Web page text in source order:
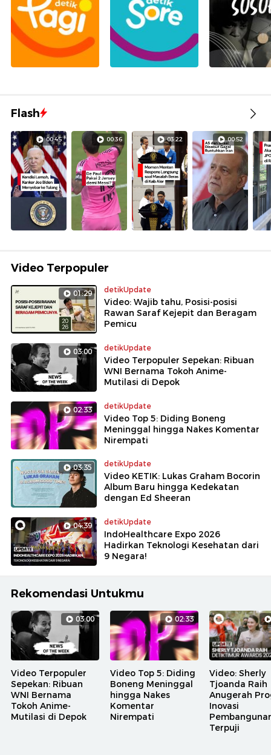
Flash
00:45 00:36 03:22 00:52
Video Terpopuler
01:29 detikUpdate
Video: Wajib tahu, Posisi-posisi
Rawan Saraf Kejepit dan Beragam
Pemicu
03:00 detikUpdate
Video Terpopuler Sepekan: Ribuan
WNI Bernama Tokoh Anime-
Mutilasi di Depok
02:33 detikUpdate
Video Top 5: Diding Boneng
Meninggal hingga Nakes Komentar
Nirempati
03:35 detikUpdate
Video KETIK: Lukas Graham Bocorin
Album Baru hingga Kedekatan
dengan Ed Sheeran
04:39 detikUpdate
IndoHealthcare Expo 2026
Hadirkan Teknologi Kesehatan dari
9 Negara!
Rekomendasi Untukmu
03:00
Video Terpopuler
Sepekan: Ribuan
WNI Bernama
Tokoh Anime-
Mutilasi di Depok
02:33
Video Top 5: Diding
Boneng Meninggal
hingga Nakes
Komentar
Nirempati
Video: Sherly
Tjoanda Raih
Anugerah
Inovasi
Terpuji